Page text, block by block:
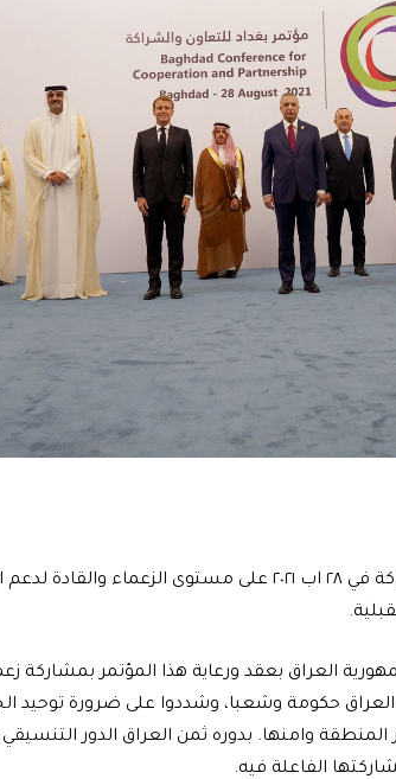
اجتمع المشاركون في مؤتمر بغداد للتعاون والشراكة في ٢٨ اب ٢٠٢١ على مستوى
العراق بعقد ورعاية هذا المؤتمر بمشاركة
حكومة وشعبا، وشددوا على ضرورة توحيد
وامنها. بدوره ثمن العراق الدور التنسيقي
الفاعلة فيه.